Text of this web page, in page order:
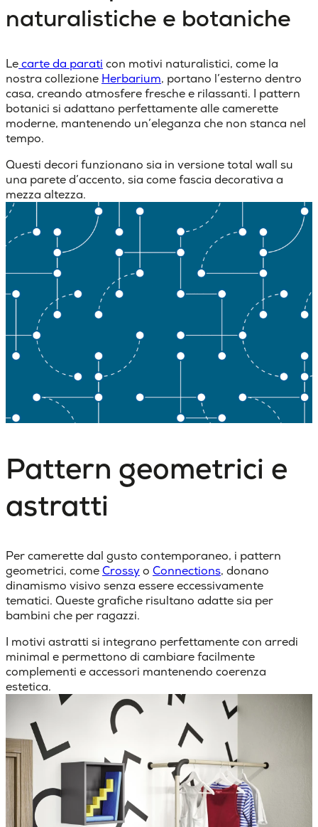
naturalistiche e botaniche
Lecarte da parati con motivi naturalistici, come la
nostra collezione Herbarium, portano l’esterno dentro
casa, creando atmosfere fresche e rilassanti. I pattern
botanici si adattano perfettamente alle camerette
moderne, mantenendo un’eleganza che non stanca nel
tempo.
Questi decori funzionano sia in versione total wall su
una parete d’accento, sia come fascia decorativa a
mezza altezza.
Pattern geometrici e
astratti
Per camerette dal gusto contemporaneo, i pattern
geometrici, comeCrossyo Connections, donano
dinamismo visivo senza essere eccessivamente
tematici. Queste grafiche risultano adatte sia per
bambini che per ragazzi.
I motivi astratti si integrano perfettamente con arredi
minimal e permettono di cambiare facilmente
complementi e accessori mantenendo coerenza
estetica.